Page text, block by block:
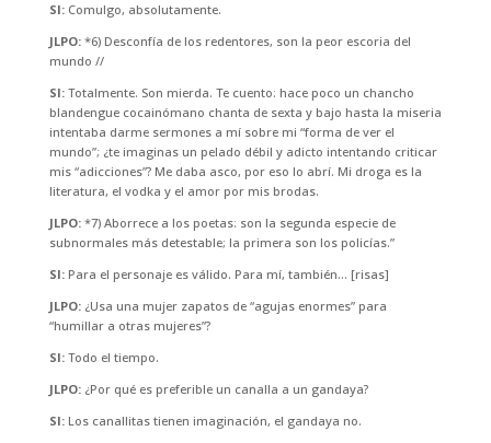
SI:Comulgo, absolutamente.
JLPO:*6) Desconfía de los redentores, son la peor escoria del
mundo //
SI:Totalmente. Son mierda. Te cuento: hace poco un chancho
blandengue cocainómano chanta de sexta y bajo hasta la miseria
intentaba darme sermones a mí sobre mi “forma de ver el
mundo”; ¿te imaginas un pelado débil y adicto intentando criticar
mis “adicciones”? Me daba asco, por eso lo abrí. Mi droga es la
literatura, el vodka y el amor por mis brodas.
JLPO:*7) Aborrece a los poetas: son la segunda especie de
subnormales más detestable; la primera son los policías.”
SI:Para el personaje es válido. Para mí, también… [risas]
JLPO:¿Usa una mujer zapatos de “agujas enormes” para
“humillar a otras mujeres”?
SI:Todo el tiempo.
JLPO:¿Por qué es preferible un canalla a un gandaya?
SI:Los canallitas tienen imaginación, el gandaya no.